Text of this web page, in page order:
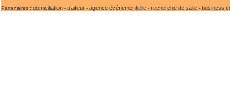
Partenaires : domiciliation - traiteur - agence événementielle - recherche de salle - business